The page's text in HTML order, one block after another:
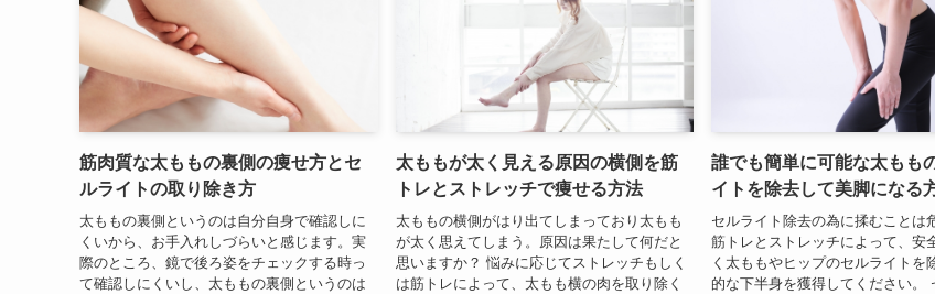
筋肉質な太ももの裏側の痩せ方とセ
ルライトの取り除き方
太ももの裏側というのは自分自身で確認しに
くいから、お手入れしづらいと感じます。実
際のところ、鏡で後ろ姿をチェックする時っ
て確認しにくいし、太ももの裏側というのは
太ももが太く見える原因の横側を筋
トレとストレッチで痩せる方法
太ももの横側がはり出てしまっており太もも
が太く思えてしまう。原因は果たして何だと
思いますか？ 悩みに応じてストレッチもしく
は筋トレによって、太もも横の肉を取り除く
誰でも簡単に可能な太もも
イトを除去して美脚になる
セルライト除去の為に揉むことは
筋トレとストレッチによって、安
く太ももやヒップのセルライトを
的な下半身を獲得してください。